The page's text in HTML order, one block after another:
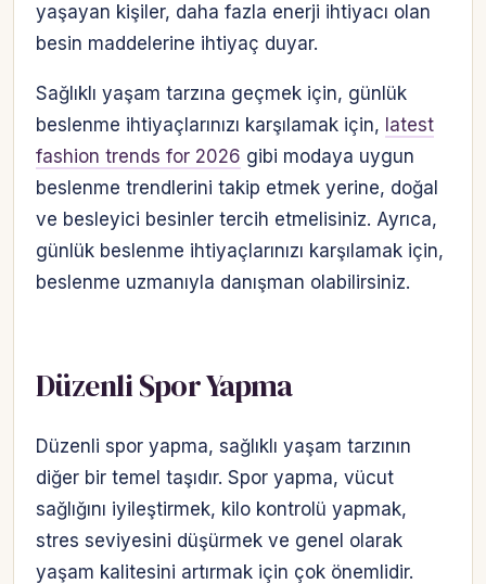
yaşayan kişiler, daha fazla enerji ihtiyacı olan
besin maddelerine ihtiyaç duyar.
Sağlıklı yaşam tarzına geçmek için, günlük
beslenme ihtiyaçlarınızı karşılamak için, latest
fashion trends for 2026 gibi modaya uygun
beslenme trendlerini takip etmek yerine, doğal
ve besleyici besinler tercih etmelisiniz. Ayrıca,
günlük beslenme ihtiyaçlarınızı karşılamak için,
beslenme uzmanıyla danışman olabilirsiniz.
Düzenli Spor Yapma
Düzenli spor yapma, sağlıklı yaşam tarzının
diğer bir temel taşıdır. Spor yapma, vücut
sağlığını iyileştirmek, kilo kontrolü yapmak,
stres seviyesini düşürmek ve genel olarak
yaşam kalitesini artırmak için çok önemlidir.